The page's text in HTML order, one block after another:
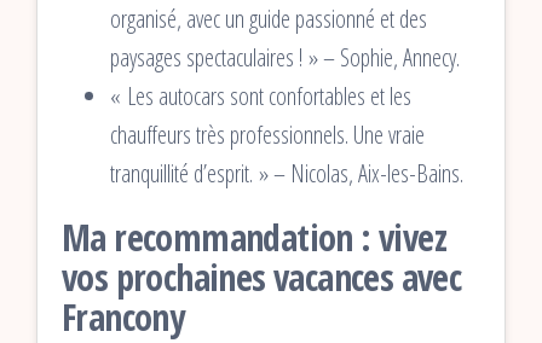
organisé, avec un guide passionné et des
paysages spectaculaires ! » – Sophie, Annecy.
« Les autocars sont confortables et les
chauffeurs très professionnels. Une vraie
tranquillité d’esprit. » – Nicolas, Aix-les-Bains.
Ma recommandation : vivez
vos prochaines vacances avec
Francony